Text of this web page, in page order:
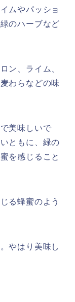
ムやパッショ
のハーブなど
ン、ライム、
わらなどの味
美味しいで
ともに、緑の
を感じること
る蜂蜜のよう
やはり美味し